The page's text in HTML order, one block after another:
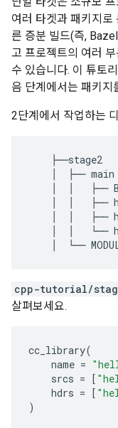
여러 타겟과 패키지로
른 증분 빌드(즉,
고 프로젝트의 여러
수 있습니다. 이 튜토
음 단계에서는 패키지
2단계에서 작업하는
    ├──stage2
    │  ├── main
│  │   ├──
│  │   ├──
│  │   ├──
│  │   └──
cpp-tutorial/
살펴보세요.
cc_library(
name =
srcs = [
hdrs = [
)